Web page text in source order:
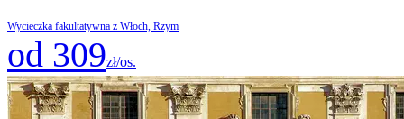
Wycieczka fakultatywna z Włoch, Rzym
od 309zł/os.